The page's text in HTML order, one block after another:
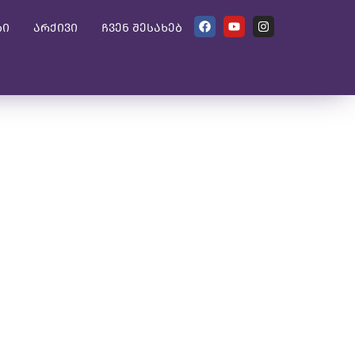
არქივი ჩვენ შესახებ